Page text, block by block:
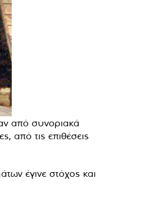
από συνοριακά
τις επιθέσεις
έγινε στόχος και